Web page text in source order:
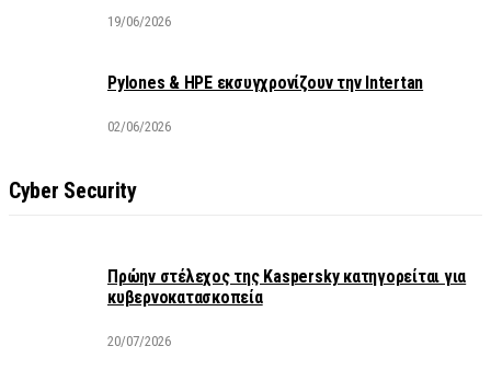
19/06/2026
Pylones & HPE εκσυγχρονίζουν την Intertan
02/06/2026
Cyber Security
Πρώην στέλεχος της Kaspersky κατηγορείται για
κυβερνοκατασκοπεία
20/07/2026